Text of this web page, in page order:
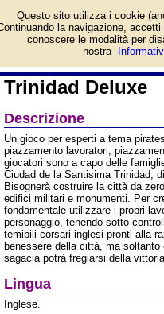
Trinidad Deluxe
Descrizione
Un gioco per esperti a tema
piazzamento lavoratori,
giocatori sono a capo delle
Ciudad de la Santisima Trinidad,
Bisognerà costruire la città da
edifici militari e monumenti. Per
fondamentale utilizzare i propri
personaggio, tenendo sotto
temibili corsari inglesi pronti alla
benessere della città, ma
sagacia potrà fregiarsi della
Lingua
Inglese.
Questo sito utilizza i cookie
la navigazione,
conoscere le modalità per
nostra